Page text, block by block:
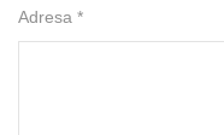
Adresa *